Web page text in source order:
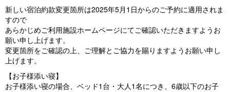
新しい宿泊約款変更箇所は2025年5月1日からのご予約に適用されま
すので
あらかじめご利用施設ホームページにてご確認いただきますようお
願い申し上げます。
変更箇所をご確認の上、ご理解とご協力を賜りますようお願い申し
上げます。
【お子様添い寝】
お子様添い寝の場合、ベッド1台・大人1名につき、6歳以下のお子